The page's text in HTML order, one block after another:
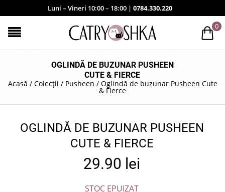
Luni – Vineri 10:00 – 18:00 | 0784.330.220
0
OGLINDĂ DE BUZUNAR PUSHEEN
CUTE & FIERCE
Acasă / Colecții / Pusheen / Oglindă de buzunar Pusheen Cute
& Fierce
OGLINDĂ DE BUZUNAR PUSHEEN
CUTE & FIERCE
29.90 lei
STOC EPUIZAT